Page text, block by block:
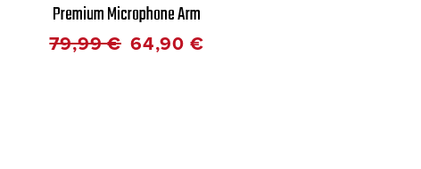
Premium Microphone Arm
79,99€ 64,90 €